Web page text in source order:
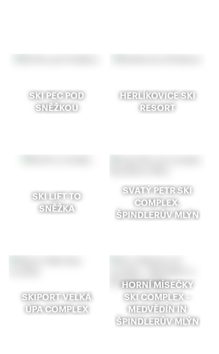
SKI PEC POD
SNĚŽKOU
HERLÍKOVICE SKI
RESORT
SKI LIFT TO
SNĚŽKA
SVATÝ PETR SKI
COMPLEX,
ŠPINDLERŮV MLÝN
SKIPORT VELKÁ
ÚPA COMPLEX
HORNÍ MÍSEČKY
SKI COMPLEX –
MEDVĚDÍN IN
ŠPINDLERŮV MLÝN